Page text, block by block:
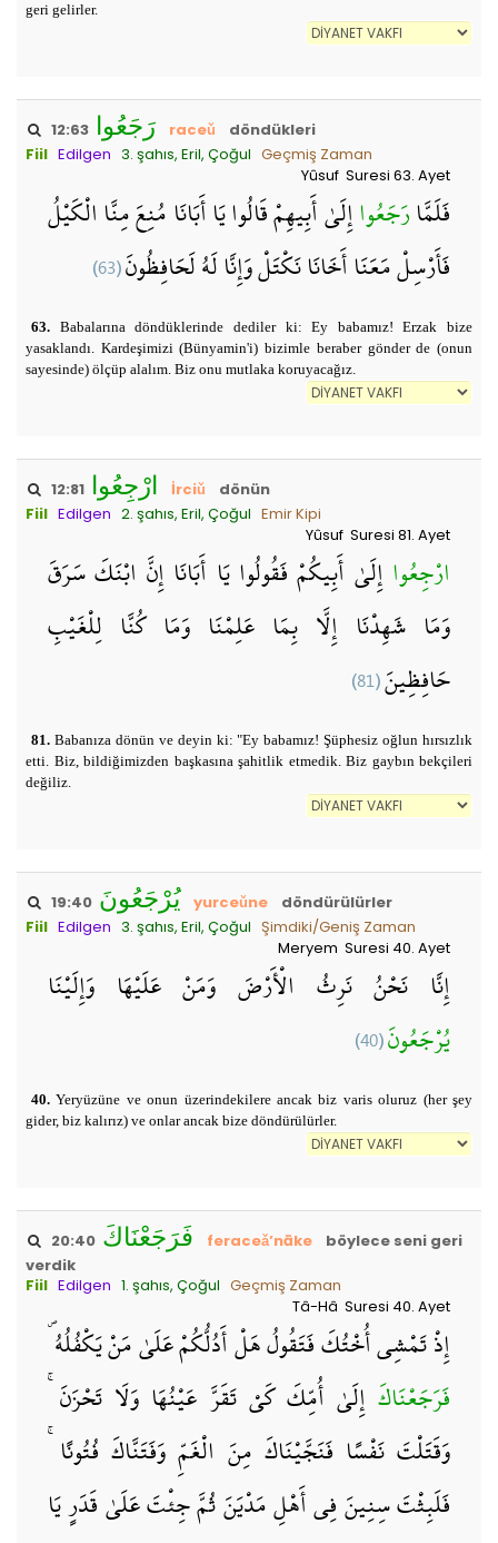
geri gelirler.
12:63 رَجَعُوا raceǔ
döndükleri
Fiil Edilgen 3. şahıs, Eril, Çoğul Geçmiş Zaman
Yûsuf Suresi 63. Ayet
فَلَمَّارَجَعُواإِلَىٰ أَبِيهِمْ قَالُوا يَا أَبَانَا مُنِعَ مِنَّا الْكَيْلُ
فَأَرْسِلْ مَعَنَا أَخَانَا نَكْتَلْ وَإِنَّا لَهُ لَحَافِظُونَ(63)
63. Babalarına döndüklerinde dediler ki: Ey babamız! Erzak bize
yasaklandı. Kardeşimizi (Bünyamin'i) bizimle beraber gönder de (onun
sayesinde) ölçüp alalım. Biz onu mutlaka koruyacağız.
12:81 ارْجِعُوا İrciǔ
dönün
Fiil Edilgen 2. şahıs, Eril, Çoğul Emir Kipi
Yûsuf Suresi 81. Ayet
ارْجِعُوا إِلَىٰ أَبِيكُمْ فَقُولُوا يَا أَبَانَا إِنَّ ابْنَكَ سَرَقَ
وَمَا شَهِدْنَا إِلَّا بِمَا عَلِمْنَا وَمَا كُنَّا لِلْغَيْبِ
حَافِظِينَ(81)
81. Babanıza dönün ve deyin ki: "Ey babamız! Şüphesiz oğlun hırsızlık
etti. Biz, bildiğimizden başkasına şahitlik etmedik. Biz gaybın bekçileri
değiliz.
19:40 يُرْجَعُونَ yurceǔne
döndürülürler
Fiil Edilgen 3. şahıs, Eril, Çoğul Şimdiki/Geniş Zaman
Meryem Suresi 40. Ayet
إِنَّا نَحْنُ نَرِثُ الْأَرْضَ وَمَنْ عَلَيْهَا وَإِلَيْنَا
يُرْجَعُونَ(40)
40.Yeryüzüne ve onun üzerindekilere ancak biz varis oluruz (her şey
gider, biz kalırız) ve onlar ancak bize döndürülürler.
20:40 فَرَجَعْنَاكَ feraceǎ’nāke
böylece seni geri
verdik
Fiil Edilgen 1. şahıs, Çoğul Geçmiş Zaman
Tâ-Hâ Suresi 40. Ayet
إِذْ تَمْشِي أُخْتُكَ فَتَقُولُ هَلْ أَدُلُّكُمْ عَلَىٰ مَنْ يَكْفُلُهُ ۖ
فَرَجَعْنَاكَ إِلَىٰ أُمِّكَ كَيْ تَقَرَّ عَيْنُهَا وَلَا تَحْزَنَ ۚ
وَقَتَلْتَ نَفْسًا فَنَجَّيْنَاكَ مِنَ الْغَمِّ وَفَتَنَّاكَ فُتُونًا ۚ
فَلَبِثْتَ سِنِينَ فِي أَهْلِ مَدْيَنَ ثُمَّ جِئْتَ عَلَىٰ قَدَرٍ يَا